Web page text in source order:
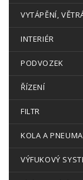
VYTÁPĚNÍ,
INTERIÉR
PODVOZEK
ŘÍZENÍ
FILTR
KOLA A
VÝFUKOVÝ